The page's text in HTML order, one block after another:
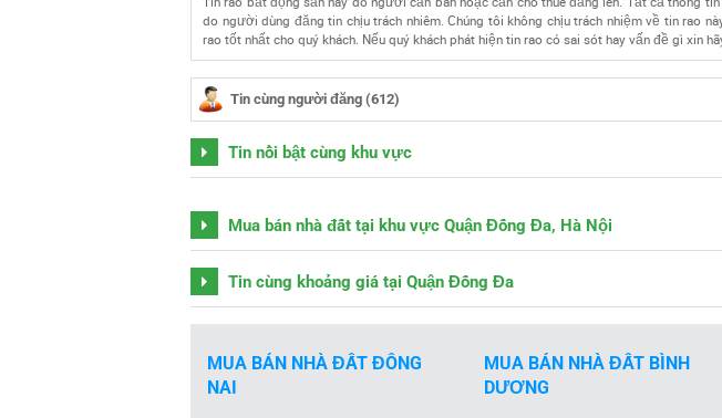
do người dùng đăng tin chịu trách nhiêm. Chúng tôi không chịu trách nhiệm về tin rao
rao tốt nhất cho quý khách. Nếu quý khách phát hiện tin rao có sai sót hay vấn đề gì xin
Tin cùng người đăng (612)
Tin nổi bật cùng khu vực
Mua bán nhà đất tại khu vực Quận Đống Đa, Hà Nội
Tin cùng khoảng giá tại Quận Đống Đa
MUA BÁN NHÀ ĐẤT ĐỒNG
NAI
MUA BÁN NHÀ ĐẤT BÌNH
DƯƠNG